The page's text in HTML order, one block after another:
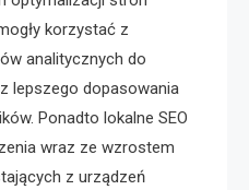
korzystać z
analitycznych do
lepszego dopasowania
Ponadto lokalne SEO
wraz ze wzrostem
z urządzeń